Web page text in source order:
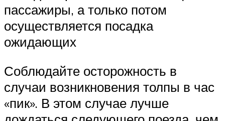
пассажиры, а только потом
осуществляется посадка
ожидающих
Соблюдайте осторожность в
случаи возникновения толпы в час
«пик». В этом случае лучше